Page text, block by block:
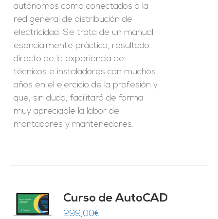
autónomos como conectados a la
red general de distribución de
electricidad. Se trata de un manual
esencialmente práctico, resultado
directo de la experiencia de
técnicos e instaladores con muchos
años en el ejercicio de la profesión y
que, sin duda, facilitará de forma
muy apreciable la labor de
montadores y mantenedores.
Curso de AutoCAD
299,00€